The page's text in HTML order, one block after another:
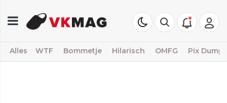
Alles WTF Bommetje Hilarisch OMFG Pix Dump